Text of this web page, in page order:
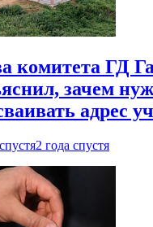
комитета ГД
зачем
адрес
2 года спустя